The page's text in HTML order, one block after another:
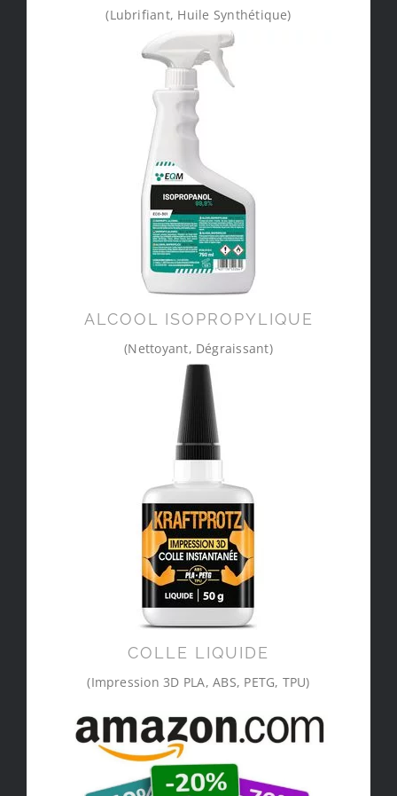
(Lubrifiant, Huile Synthétique)
ALCOOL ISOPROPYLIQUE
(Nettoyant, Dégraissant)
COLLE LIQUIDE
(Impression 3D PLA, ABS, PETG, TPU)